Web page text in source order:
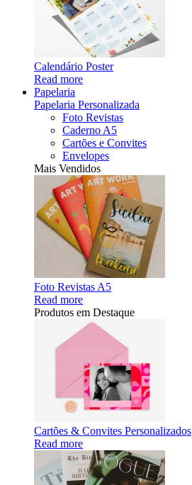
Calendário Poster
Read more
Papelaria
Papelaria Personalizada
Foto Revistas
Caderno A5
Cartões e Convites
Envelopes
Mais Vendidos
Foto Revistas A5
Read more
Produtos em Destaque
Cartões & Convites Personalizados
Read more